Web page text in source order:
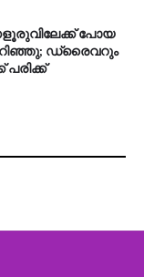
പോയ
ഡ്രൈവറും
പരിക്ക്